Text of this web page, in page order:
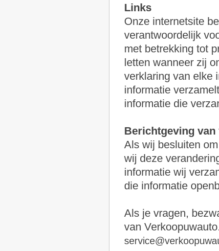
Links
Onze internetsite
verantwoordelijk
met betrekking tot
letten wanneer zij
verklaring van elke
informatie
informatie die
Berichtgeving
Als wij besluiten
wij deze
informatie wij
die informatie
Als je vragen,
van